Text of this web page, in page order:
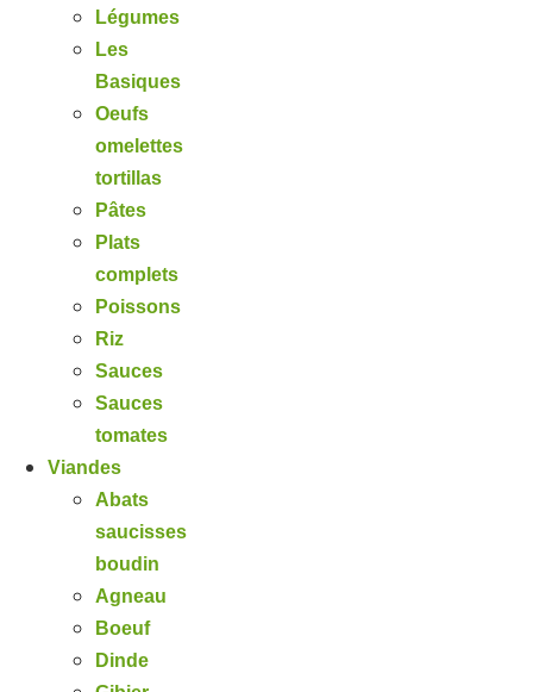
Légumes
Les
Basiques
Oeufs
omelettes
tortillas
Pâtes
Plats
complets
Poissons
Riz
Sauces
Sauces
tomates
Viandes
Abats
saucisses
boudin
Agneau
Boeuf
Dinde